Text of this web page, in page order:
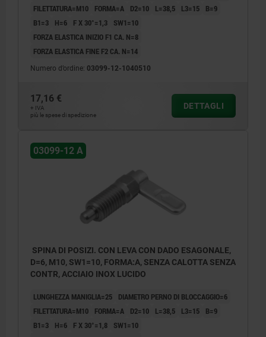
FILETTATURA=M10
FORMA=A D2=10 L=38,5 L3=15
B=9
B1=3
H=6 F X 30°=1,3
SW1=10
FORZA ELASTICA INIZIO F1 CA. N=8
FORZA ELASTICA FINE F2 CA. N=14
Numero d’ordine: 03099-12-1040510
17,16 €
+ IVA
più le spese di spedizione
DETTAGLI
03099-12 A
SPINA DI POSIZI. CON LEVA CON DADO ESAGONALE,
D=6, M10, SW1=10, FORMA:A, SENZA CALOTTA SENZA
CONTR, ACCIAIO INOX LUCIDO
LUNGHEZZA MANIGLIA=25
DIAMETRO PERNO DI BLOCCAGGIO=6
FILETTATURA=M10
FORMA=A D2=10 L=38,5 L3=15
B=9
B1=3
H=6 F X 30°=1,8
SW1=10